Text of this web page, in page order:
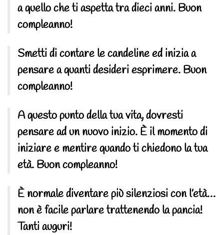
a quello che ti aspetta tra dieci anni. Buon
compleanno!
Smetti di contare le candeline ed inizia a
pensare a quanti desideri esprimere. Buon
compleanno!
A questo punto della tua vita, dovresti
pensare ad un nuovo inizio. È il momento di
iniziare e mentire quando ti chiedono la tua
età. Buon compleanno!
È normale diventare più silenziosi con l’età…
non è facile parlare trattenendo la pancia!
Tanti auguri!